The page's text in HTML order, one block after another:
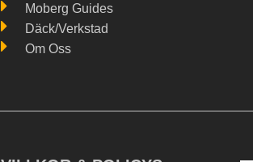
Moberg Guides
Däck/Verkstad
Om Oss